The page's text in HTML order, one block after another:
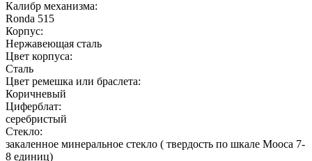
Калибр механизма:
Ronda 515
Корпус:
Нержавеющая cталь
Цвет корпуса:
Сталь
Цвет ремешка или браслета:
Коричневый
Циферблат:
серебристый
Стекло:
закаленное минеральное стекло ( твердость по шкале Мооса 7-
8 единиц)